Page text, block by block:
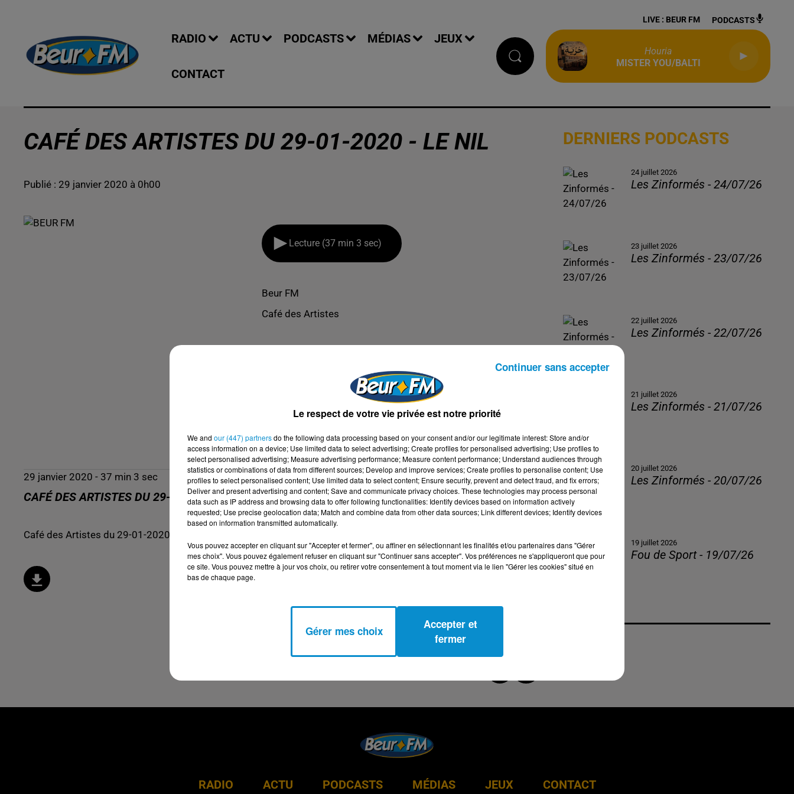
RADIO ACTU PODCASTS MÉDIAS JEUX
CONTACT
LIVE : BEUR FM PODCASTS
Houria
MISTER YOU/BALTI
CAFÉ DES ARTISTES DU 29-01-2020 - LE NIL
Publié : 29 janvier 2020 à 0h00
Lecture (37 min 3 sec)
Beur FM
Café des Artistes
29 janvier 2020 - 37 min 3 sec
CAFÉ DES ARTISTES DU 29-01-2020 - LE NIL
Café des Artistes du 29-01-2020 - Le Nil
DERNIERS PODCASTS
24 juillet 2026
Les Zinformés - 24/07/26
23 juillet 2026
Les Zinformés - 23/07/26
22 juillet 2026
Les Zinformés - 22/07/26
21 juillet 2026
Les Zinformés - 21/07/26
20 juillet 2026
Les Zinformés - 20/07/26
19 juillet 2026
Fou de Sport - 19/07/26
RADIO ACTU PODCASTS MÉDIAS JEUX CONTACT
Le respect de votre vie privée est notre priorité
We and our (447) partnersdo the following data processing based on your consent and/or our legitimate interest: Store and/or
access information on a device; Use limited data to select advertising; Create profiles for personalised advertising; Use profiles to
select personalised advertising; Measure advertising performance; Measure content performance; Understand audiences through
statistics or combinations of data from different sources; Develop and improve services; Create profiles to personalise content; Use
profiles to select personalised content; Use limited data to select content; Ensure security, prevent and detect fraud, and fix errors;
Deliver and present advertising and content; Save and communicate privacy choices. These technologies may process personal
data such as IP address and browsing data to offer following functionalities: Identify devices based on information actively
requested; Use precise geolocation data; Match and combine data from other data sources; Link different devices; Identify devices
based on information transmitted automatically.
Vous pouvez accepter en cliquant sur "Accepter et fermer", ou affiner en sélectionnant les finalités et/ou partenaires dans "Gérer
mes choix". Vous pouvez également refuser en cliquant sur "Continuer sans accepter". Vos préférences ne s'appliqueront que pour
ce site. Vous pouvez mettre à jour vos choix, ou retirer votre consentement à tout moment via le lien "Gérer les cookies" situé en
bas de chaque page.
Gérer mes choix
Accepter et
fermer
Continuer sans accepter